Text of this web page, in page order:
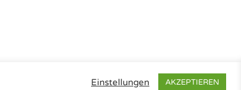
Einstellungen AKZEPTIEREN